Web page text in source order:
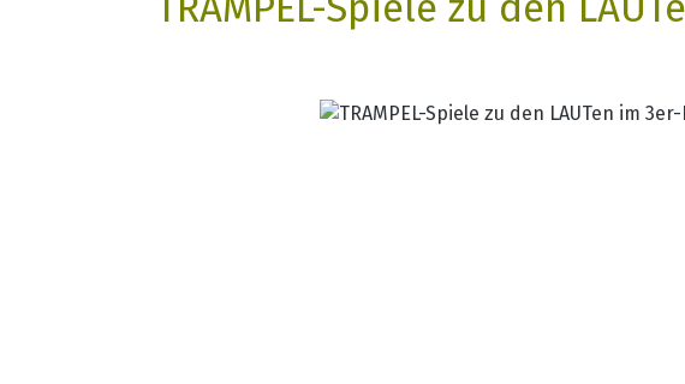
Bildergalerie überspringen